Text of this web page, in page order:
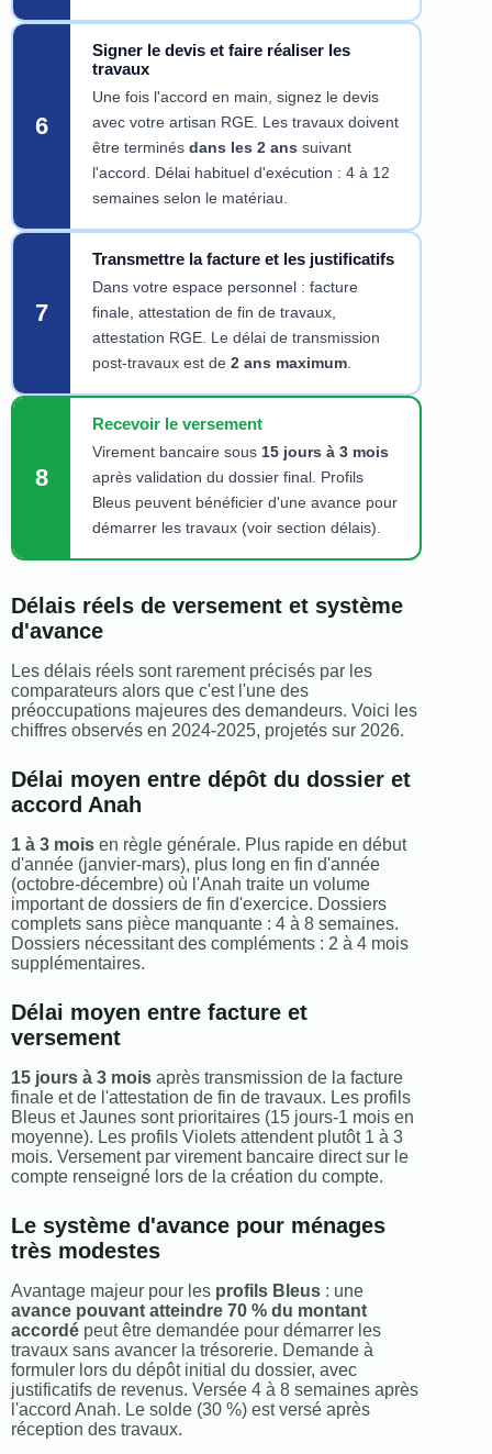
6
Signer le devis et faire réaliser les
travaux
Une fois l'accord en main, signez le devis
avec votre artisan RGE. Les travaux doivent
être terminés dans les 2 ans suivant
l'accord. Délai habituel d'exécution : 4 à 12
semaines selon le matériau.
7
Transmettre la facture et les justificatifs
Dans votre espace personnel : facture
finale, attestation de fin de travaux,
attestation RGE. Le délai de transmission
post-travaux est de 2 ans maximum.
8
Recevoir le versement
Virement bancaire sous 15 jours à 3 mois
après validation du dossier final. Profils
Bleus peuvent bénéficier d'une avance pour
démarrer les travaux (voir section délais).
Délais réels de versement et système
d'avance
Les délais réels sont rarement précisés par les
comparateurs alors que c'est l'une des
préoccupations majeures des demandeurs. Voici les
chiffres observés en 2024-2025, projetés sur 2026.
Délai moyen entre dépôt du dossier et
accord Anah
1 à 3 mois en règle générale. Plus rapide en début
d'année (janvier-mars), plus long en fin d'année
(octobre-décembre) où l'Anah traite un volume
important de dossiers de fin d'exercice. Dossiers
complets sans pièce manquante : 4 à 8 semaines.
Dossiers nécessitant des compléments : 2 à 4 mois
supplémentaires.
Délai moyen entre facture et
versement
15 jours à 3 mois après transmission de la facture
finale et de l'attestation de fin de travaux. Les profils
Bleus et Jaunes sont prioritaires (15 jours-1 mois en
moyenne). Les profils Violets attendent plutôt 1 à 3
mois. Versement par virement bancaire direct sur le
compte renseigné lors de la création du compte.
Le système d'avance pour ménages
très modestes
Avantage majeur pour les profils Bleus : une
avance pouvant atteindre 70 % du montant
accordé peut être demandée pour démarrer les
travaux sans avancer la trésorerie. Demande à
formuler lors du dépôt initial du dossier, avec
justificatifs de revenus. Versée 4 à 8 semaines après
l'accord Anah. Le solde (30 %) est versé après
réception des travaux.